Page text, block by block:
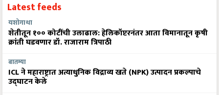
Latest feeds
यशोगाथा
शेतीतून १०० कोटींची उलाढाल: हेलिकॉप्टरनंतर आता विमानातून कृषी
क्रांती घडवणार डॉ. राजाराम त्रिपाठी
बातम्या
ICL ने महाराष्ट्रात अत्याधुनिक विद्राव्य खते (NPK) उत्पादन प्रकल्पाचे
उद्घाटन केले